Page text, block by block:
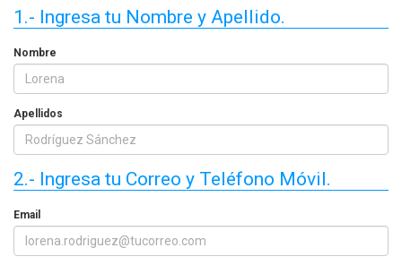
1.- Ingresa tu Nombre y Apellido.
Nombre
Apellidos
2.- Ingresa tu Correo y Teléfono Móvil.
Email